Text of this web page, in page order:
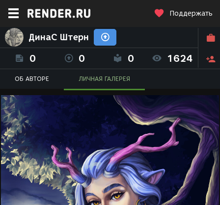
Поддержать
ДинаС Штерн
0 0 0 1624
ОБ АВТОРЕ ЛИЧНАЯ ГАЛЕРЕЯ